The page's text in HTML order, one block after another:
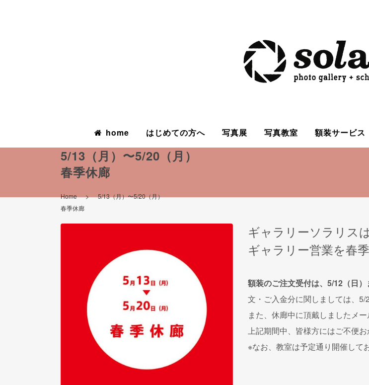
home はじめての方へ 写真展 写真教室 額装サービス
5/13（月）〜5/20（月）
春季休廊
Home>5/13（月）〜5/20（月）
春季休廊
ギャラリーソラリス
ギャラリー営業を春
額装のご注文受付は、5/12（日
文・ご入金分に関しましては、5/
また、休廊中に頂戴しましたメ
上記期間中、皆様方にはご不便
※なお、教室は予定通り開催して